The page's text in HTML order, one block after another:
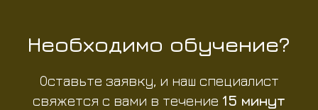
Необходимо обучение?
Оставьте заявку, и наш специалист
свяжется с вами в течение 15 минут